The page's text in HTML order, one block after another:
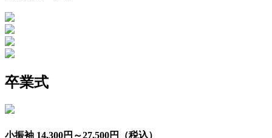
卒業式
小振袖 14,300円～27,500円（税込）